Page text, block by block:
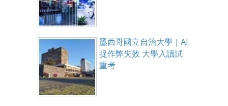
墨西哥國立自治大學｜AI
捉作弊失效 大學入讀試
重考